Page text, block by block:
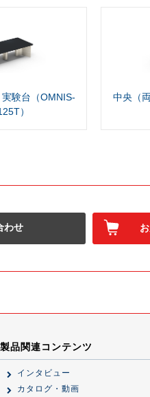
験台（OMNIS-
）
中央（
わせ
製品関連コンテンツ
インタビュー
カタログ・動画